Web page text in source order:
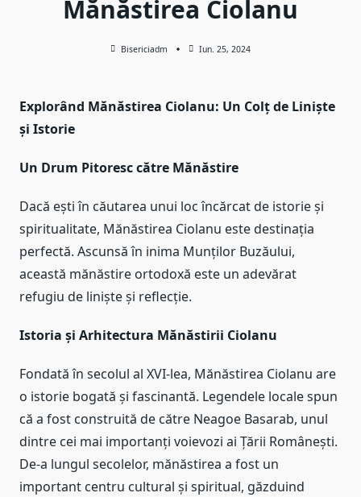
Mănăstirea Ciolanu
Bisericiadm Iun. 25, 2024
Explorând Mănăstirea Ciolanu: Un Colț de Liniște
și Istorie
Un Drum Pitoresc către Mănăstire
Dacă ești în căutarea unui loc încărcat de istorie și
spiritualitate, Mănăstirea Ciolanu este destinația
perfectă. Ascunsă în inima Munților Buzăului,
această mănăstire ortodoxă este un adevărat
refugiu de liniște și reflecție.
Istoria și Arhitectura Mănăstirii Ciolanu
Fondată în secolul al XVI-lea, Mănăstirea Ciolanu are
o istorie bogată și fascinantă. Legendele locale spun
că a fost construită de către Neagoe Basarab, unul
dintre cei mai importanți voievozi ai Țării Românești.
De-a lungul secolelor, mănăstirea a fost un
important centru cultural și spiritual, găzduind